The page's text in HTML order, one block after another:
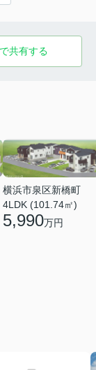
共有する
横浜市泉区新橋町
4LDK (101.74㎡)
5,990万円